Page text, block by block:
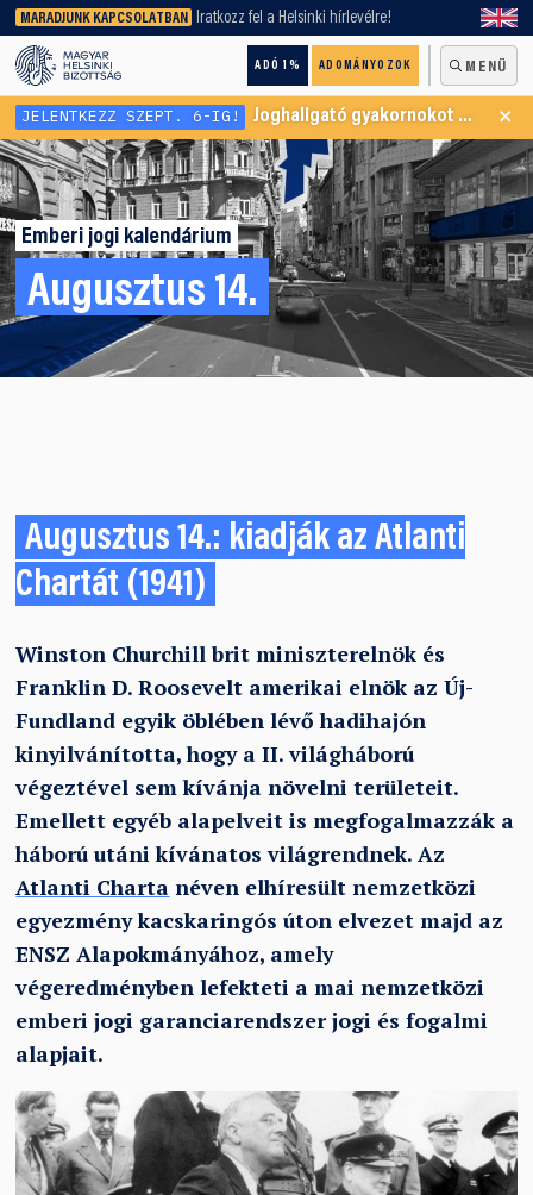
MARADJUNK KAPCSOLATBAN Iratkozz fel a Helsinki hírlevélre!
ADÓ 1% ADOMÁNYOZOK MENÜ
keresőnket!
JELENTKEZZ SZEPT. 6-IG! Joghallgató gyakornokot keresünk Menekültügyi Programunkba ×
Emberi jogi kalendárium
Augusztus 14.
Augusztus 14.: kiadják az Atlanti
Chartát (1941)
Winston Churchill brit miniszterelnök és
Franklin D. Roosevelt amerikai elnök az Új-
Fundland egyik öblében lévő hadihajón
kinyilvánította, hogy a II. világháború
végeztével sem kívánja növelni területeit.
Emellett egyéb alapelveit is megfogalmazzák a
háború utáni kívánatos világrendnek. Az
Atlanti Charta néven elhíresült nemzetközi
egyezmény kacskaringós úton elvezet majd az
ENSZ Alapokmányához, amely
végeredményben lefekteti a mai nemzetközi
emberi jogi garanciarendszer jogi és fogalmi
alapjait.